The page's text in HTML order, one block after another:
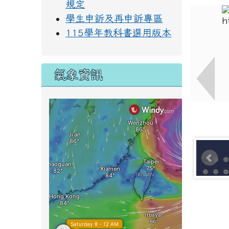
規定
學生申訴及再申訴專區
115學年教科書選用版本
氣象資訊